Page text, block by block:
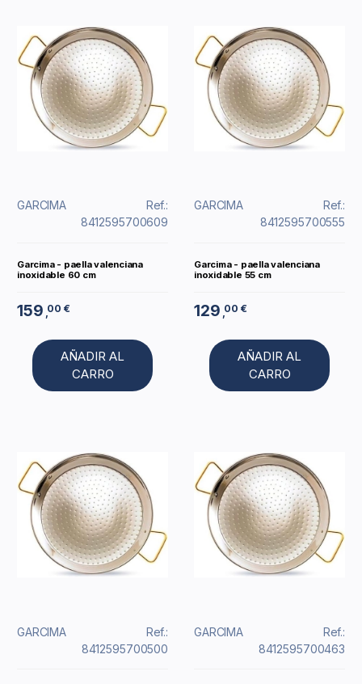
GARCIMA
Ref.:
8412595700609
Garcima - paella valenciana
inoxidable 60 cm
159 ,00 €
AÑADIR AL
CARRO
GARCIMA
Ref.:
8412595700555
Garcima - paella valenciana
inoxidable 55 cm
129 ,00 €
AÑADIR AL
CARRO
GARCIMA
Ref.:
8412595700500
GARCIMA
Ref.:
8412595700463